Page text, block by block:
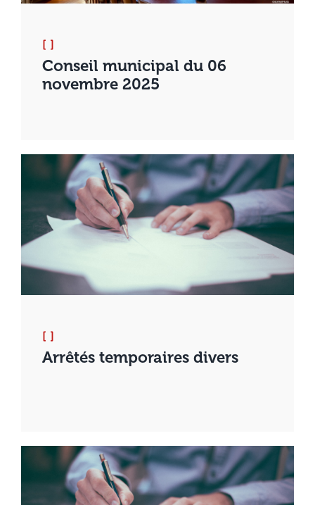
[ ]
Conseil municipal du 06
novembre 2025
[ ]
Arrêtés temporaires divers